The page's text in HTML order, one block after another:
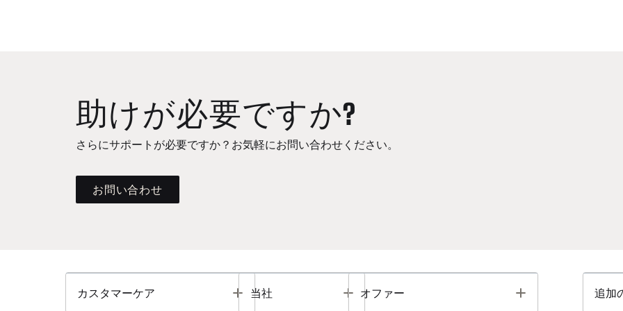
助けが必要ですか?
さらにサポートが必要ですか？お気軽にお問い合わせください。
お問い合わせ
カスタマーケア Toggle
当社 Toggle
オファー Toggle 追加